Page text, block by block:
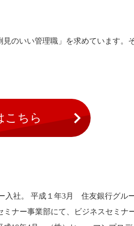
のいい管理職」を求めています。
こちら
入社。 平成１年3月 住友銀行グル
ナー事業部にて、ビジネスセミナ